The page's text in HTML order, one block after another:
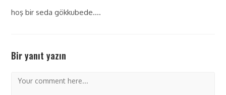
hoş bir seda gökkubede….
Bir yanıt yazın